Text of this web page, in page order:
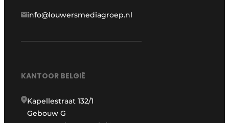
info@louwersmediagroep.nl
KANTOOR BELGIË
Kapellestraat 132/1
Gebouw G